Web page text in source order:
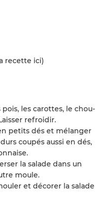
recette ici)
les carottes, le chou-
refroidir.
petits dés et mélanger
coupés aussi en dés,
la salade dans un
moule.
et décorer la salade